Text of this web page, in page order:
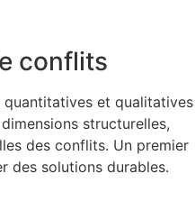
conflits
quantitatives et qualitatives
structurelles,
des conflits. Un premier
des solutions durables.